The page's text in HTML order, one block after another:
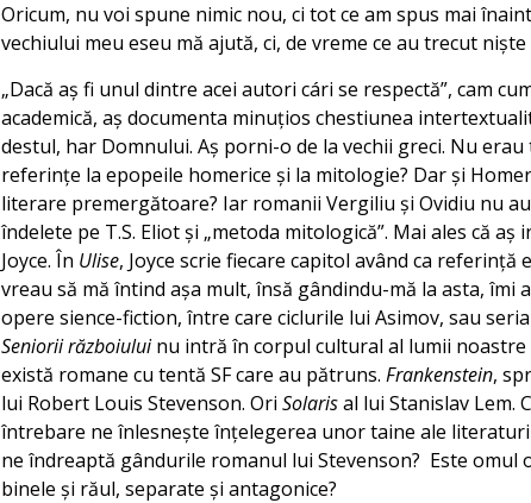
Oricum, nu voi spune nimic nou, ci tot ce am spus mai
vechiului meu eseu mă ajută, ci, de vreme ce au trecut
„Dacă aş fi unul dintre acei autori cári se respectă”, cam
academică, aş documenta minuţios chestiunea
destul, har Domnului. Aş porni-o de la vechii greci. Nu
referinţe la epopeile homerice şi la mitologie? Dar şi
literare premergătoare? Iar romanii Vergiliu şi Ovidiu nu
îndelete pe T.S. Eliot şi „metoda mitologică”. Mai ales că
Joyce. În Ulise, Joyce scrie fiecare capitol având ca referinţă
vreau să mă întind aşa mult, însă gândindu-mă la asta,
opere sience-fiction, între care ciclurile lui Asimov, sau seria
Seniorii războiuluinu intră în corpul cultural al lumii noastre
există romane cu tentă SF care au pătruns. Frankenstein,
lui Robert Louis Stevenson. Ori Solarisal lui Stanislav Lem.
întrebare ne înlesneşte înţelegerea unor taine ale
ne îndreaptă gândurile romanul lui Stevenson? Este omul
binele şi răul, separate şi antagonice?